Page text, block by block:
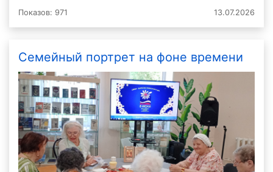
Показов: 971 13.07.2026
Семейный портрет на фоне времени